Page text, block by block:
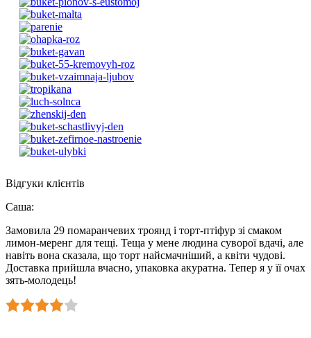
Відгуки клієнтів
Саша:
Замовила 29 помаранчевих троянд і торт-птіфур зі смаком
лимон-меренг для тещі. Теща у мене людина суворої вдачі, але
навіть вона сказала, що торт найсмачніший, а квіти чудові.
Доставка прийшла вчасно, упаковка акуратна. Тепер я у її очах
зять-молодець!